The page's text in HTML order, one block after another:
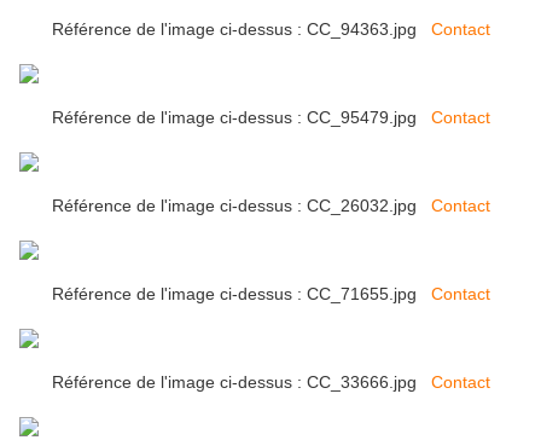
Référence de l'image ci-dessus : CC_94363.jpg Contact
Référence de l'image ci-dessus : CC_95479.jpg Contact
Référence de l'image ci-dessus : CC_26032.jpg Contact
Référence de l'image ci-dessus : CC_71655.jpg Contact
Référence de l'image ci-dessus : CC_33666.jpg Contact